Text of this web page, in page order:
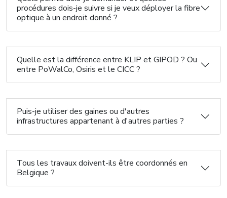
procédures dois-je suivre si je veux déployer la fibre
optique à un endroit donné ?
Quelle est la différence entre KLIP et GIPOD ? Ou
entre PoWalCo, Osiris et le CICC ?
Puis-je utiliser des gaines ou d'autres
infrastructures appartenant à d'autres parties ?
Tous les travaux doivent-ils être coordonnés en
Belgique ?